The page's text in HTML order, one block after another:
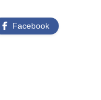
Facebook